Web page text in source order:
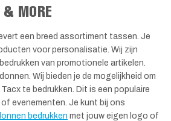
& MORE
een breed assortiment tassen. Je
voor personalisatie. Wij zijn
van promotionele artikelen.
Wij bieden je de mogelijkheid om
te bedrukken. Dit is een populaire
evenementen. Je kunt bij ons
bedrukken met jouw eigen logo of